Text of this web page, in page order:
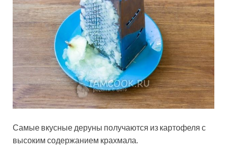
Самые вкусные деруны получаются из картофеля с
высоким содержанием крахмала.